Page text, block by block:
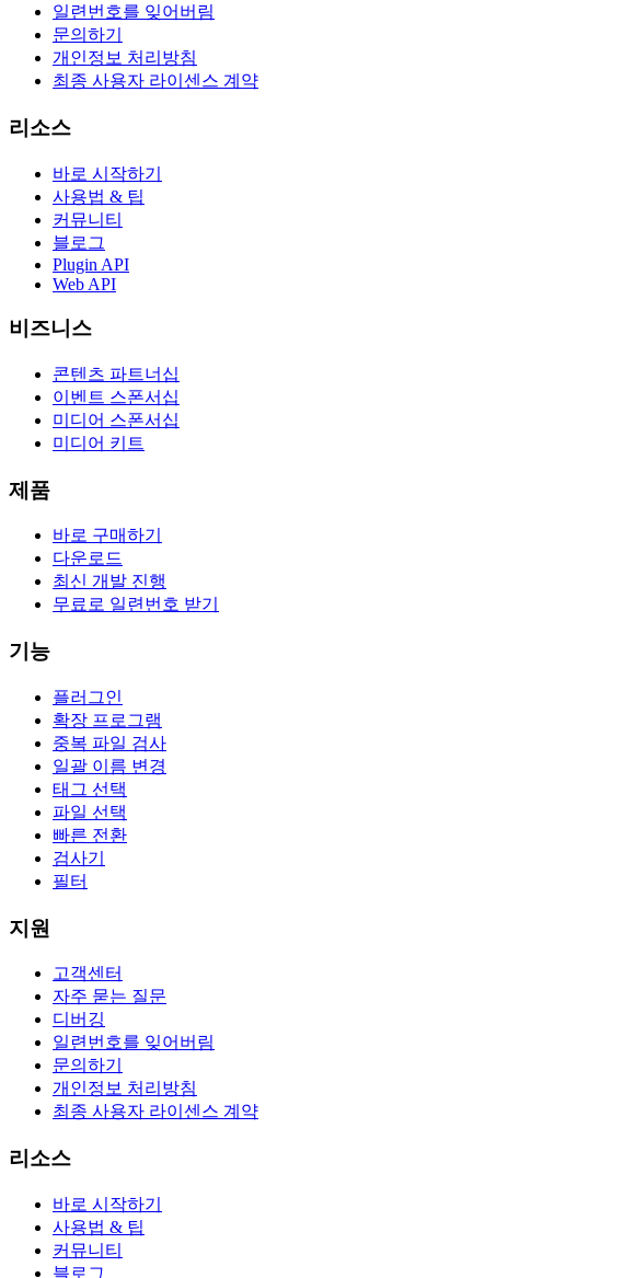
일련번호를 잊어버림
문의하기
개인정보 처리방침
최종 사용자 라이센스 계약
리소스
바로 시작하기
사용법 & 팁
커뮤니티
블로그
Plugin API
Web API
비즈니스
콘텐츠 파트너십
이벤트 스폰서십
미디어 스폰서십
미디어 키트
제품
바로 구매하기
다운로드
최신 개발 진행
무료로 일련번호 받기
기능
플러그인
확장 프로그램
중복 파일 검사
일괄 이름 변경
태그 선택
파일 선택
빠른 전환
검사기
필터
지원
고객센터
자주 묻는 질문
디버깅
일련번호를 잊어버림
문의하기
개인정보 처리방침
최종 사용자 라이센스 계약
리소스
바로 시작하기
사용법 & 팁
커뮤니티
블로그